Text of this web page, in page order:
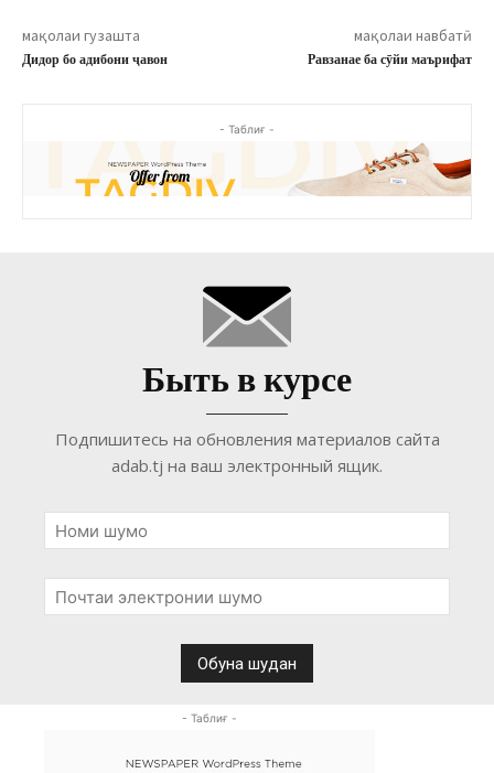
мақолаи гузашта
Дидор бо адибони ҷавон
мақолаи навбатӣ
Равзанае ба сӯйи маърифат
- Таблиғ -
Быть в курсе
Подпишитесь на обновления материалов сайта
adab.tj на ваш электронный ящик.
- Таблиғ -